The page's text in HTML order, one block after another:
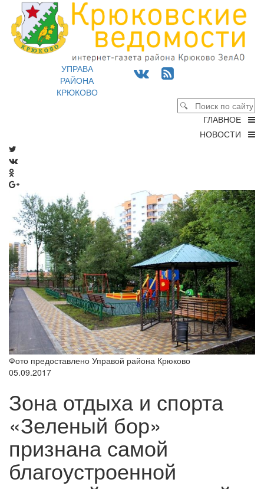
УПРАВА
РАЙОНА
КРЮКОВО
ГЛАВНОЕ
НОВОСТИ
Фото предоставлено Управой района Крюково
05.09.2017
Зона отдыха и спорта
«Зеленый бор»
признана самой
благоустроенной